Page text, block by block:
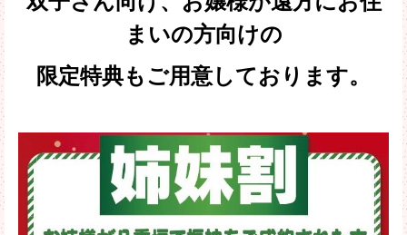
まいの方向けの
限定特典もご用意しております。